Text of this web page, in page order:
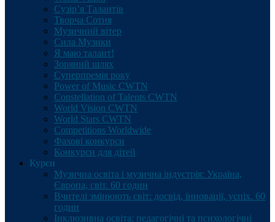
Сузір’я Талантів
Творча Сотня
Музичний вітер
Сила Музики
Я маю талант!
Зоряний шлях
Суперпремія року
Power of Music CWTN
Constellation of Talents CWTN
World Vision CWTN
World Stars CWTN
Competitions Worldwide
Фахові конкурси
Конкурси для дітей
Курси
Музична освіта і музична індустрія: Україна,
Європа, світ. 60 годин
Вчителі змінюють світ: досвід, інновації, успіх. 60
годин
Інклюзивна освіта: педагогічні та психологічні